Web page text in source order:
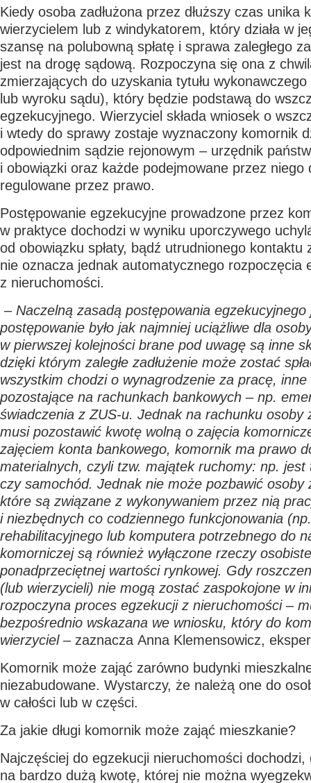
Kiedy osoba zadłużona przez dłuższy czas unika
wierzycielem lub z windykatorem, który działa w
szansę na polubowną spłatę i sprawa zaległego
jest na drogę sądową. Rozpoczyna się ona z
zmierzających do uzyskania tytułu wykonawczego
lub wyroku sądu), który będzie podstawą do
egzekucyjnego. Wierzyciel składa wniosek o
i wtedy do sprawy zostaje wyznaczony komornik
odpowiednim sądzie rejonowym – urzędnik
i obowiązki oraz każde podejmowane przez niego
regulowane przez prawo.
Postępowanie egzekucyjne prowadzone przez
w praktyce dochodzi w wyniku uporczywego
od obowiązku spłaty, bądź utrudnionego kontaktu
nie oznacza jednak automatycznego rozpoczęcia
z nieruchomości.
– Naczelną zasadą postępowania
postępowanie było jak najmniej uciążliwe dla
w pierwszej kolejności brane pod uwagę są inne
dzięki którym zaległe zadłużenie może zostać
wszystkim chodzi o wynagrodzenie za pracę,
pozostające na rachunkach bankowych – np.
świadczenia z ZUS-u. Jednak na rachunku osoby
musi pozostawić kwotę wolną o zajęcia
zajęciem konta bankowego, komornik ma prawo
materialnych, czyli tzw. majątek ruchomy: np. jest
czy samochód. Jednak nie może pozbawić osoby
które są związane z wykonywaniem przez nią
i niezbędnych co codziennego funkcjonowania
rehabilitacyjnego lub komputera potrzebnego do
komorniczej są również wyłączone rzeczy
ponadprzeciętnej wartości rynkowej. Gdy
(lub wierzycieli) nie mogą zostać zaspokojone w
rozpoczyna proces egzekucji z nieruchomości –
bezpośrednio wskazana we wniosku, który do
wierzyciel – zaznacza Anna Klemensowicz,
Komornik może zająć zarówno budynki
niezabudowane. Wystarczy, że należą one do
w całości lub w części.
Za jakie długi komornik może zająć mieszkanie?
Najczęściej do egzekucji nieruchomości dochodzi,
na bardzo dużą kwotę, której nie można